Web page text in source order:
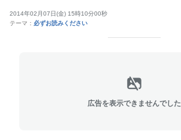
2014年02月07日(金) 15時10分00秒
テーマ： 必ずお読みください
広告を表示できませんでした